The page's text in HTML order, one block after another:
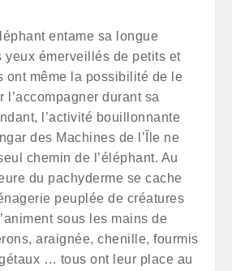
entame sa longue
yeux émerveillés de petits et
ont même la possibilité de le
l’accompagner durant sa
l’activité bouillonnante
des Machines de l’Île ne
chemin de l’éléphant. Au
du pachyderme se cache
peuplée de créatures
sous les mains de
araignée, chenille, fourmis
… tous ont leur place au